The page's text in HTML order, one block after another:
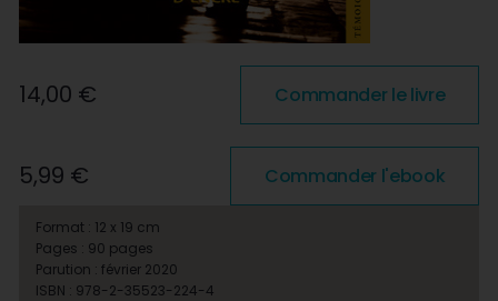
14,00 € Commander le livre
5,99 € Commander l'ebook
Format : 12 x 19 cm
Pages : 90 pages
Parution : février 2020
ISBN : 978-2-35523-224-4